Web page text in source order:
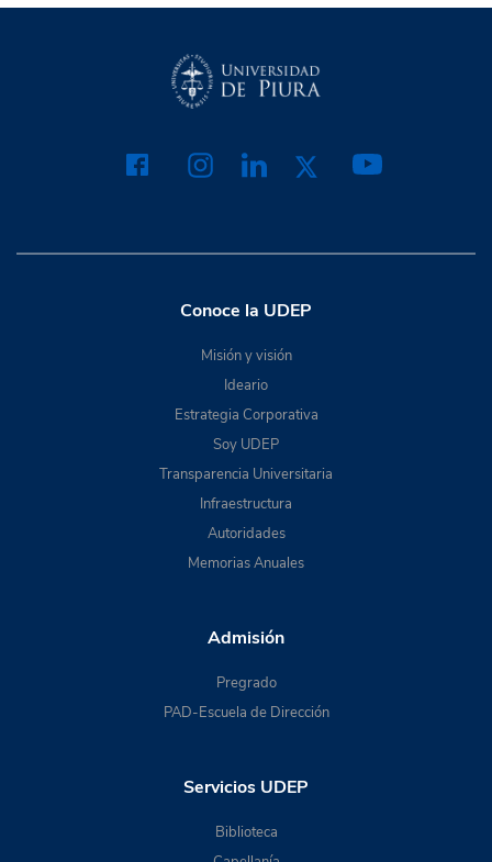
Conoce la UDEP
Misión y visión
Ideario
Estrategia Corporativa
Soy UDEP
Transparencia Universitaria
Infraestructura
Autoridades
Memorias Anuales
Admisión
Pregrado
PAD-Escuela de Dirección
Servicios UDEP
Biblioteca